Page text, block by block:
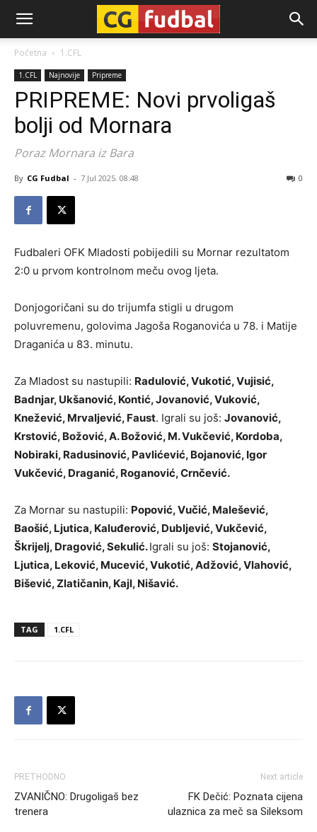
CG-
Fudbal
Početna 1.CFL
1.CFL Najnovije Pripreme
PRIPREME: Novi prvoligaš
bolji od Mornara
Poraz Mornara iz Bara
By CG Fudbal - 7 Jul 2025. 08:48 0
Fudbaleri OFK Mladosti pobijedili su Mornar rezultatom
2:0 u prvom kontrolnom meču ovog ljeta.
Donjogoričani su do trijumfa stigli u drugom
poluvremenu, golovima Jagoša Roganovića u 78. i Matije
Draganića u 83. minutu.
Za Mladost su nastupili: Radulović, Vukotić, Vujisić,
Badnjar, Ukšanović, Kontić, Jovanović, Vuković,
Knežević, Mrvaljević, Faust. Igrali su još: Jovanović,
Krstović, Božović, A. Božović, M. Vukčević, Kordoba,
Nobiraki, Radusinović, Pavlićević, Bojanović, Igor
Vukčević, Draganić, Roganović, Crnčević.
Za Mornar su nastupili: Popović, Vučić, Malešević,
Baošić, Ljutica, Kaluđerović, Dubljević, Vukčević,
Škrijelj, Dragović, Sekulić.Igrali su još: Stojanović,
Ljutica, Leković, Mucević, Vukotić, Adžović, Vlahović,
Bišević, Zlatičanin, Kajl, Nišavić.
TAG 1.CFL
PRETHODNO
ZVANIČNO: Drugoligaš bez
trenera
Next article
FK Dečić: Poznata cijena
ulaznica za meč sa Sileksom